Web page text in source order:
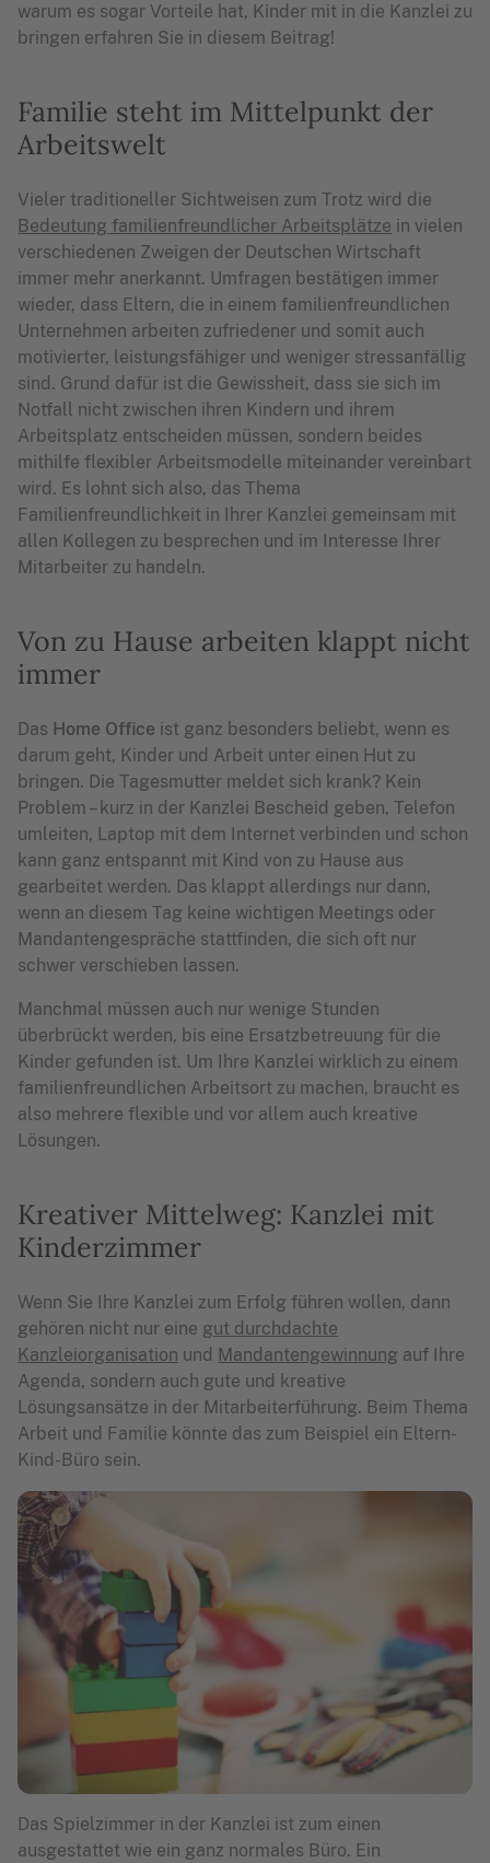
warum es sogar Vorteile hat, Kinder mit in die Kanzlei zu
bringen erfahren Sie in diesem Beitrag!
Familie steht im Mittelpunkt der
Arbeitswelt
Vieler traditioneller Sichtweisen zum Trotz wird die
Bedeutung familienfreundlicher Arbeitsplätze in vielen
verschiedenen Zweigen der Deutschen Wirtschaft
immer mehr anerkannt. Umfragen bestätigen immer
wieder, dass Eltern, die in einem familienfreundlichen
Unternehmen arbeiten zufriedener und somit auch
motivierter, leistungsfähiger und weniger stressanfällig
sind. Grund dafür ist die Gewissheit, dass sie sich im
Notfall nicht zwischen ihren Kindern und ihrem
Arbeitsplatz entscheiden müssen, sondern beides
mithilfe flexibler Arbeitsmodelle miteinander vereinbart
wird. Es lohnt sich also, das Thema
Familienfreundlichkeit in Ihrer Kanzlei gemeinsam mit
allen Kollegen zu besprechen und im Interesse Ihrer
Mitarbeiter zu handeln.
Von zu Hause arbeiten klappt nicht
immer
Das Home Office ist ganz besonders beliebt, wenn es
darum geht, Kinder und Arbeit unter einen Hut zu
bringen. Die Tagesmutter meldet sich krank? Kein
Problem – kurz in der Kanzlei Bescheid geben, Telefon
umleiten, Laptop mit dem Internet verbinden und schon
kann ganz entspannt mit Kind von zu Hause aus
gearbeitet werden. Das klappt allerdings nur dann,
wenn an diesem Tag keine wichtigen Meetings oder
Mandantengespräche stattfinden, die sich oft nur
schwer verschieben lassen.
Manchmal müssen auch nur wenige Stunden
überbrückt werden, bis eine Ersatzbetreuung für die
Kinder gefunden ist. Um Ihre Kanzlei wirklich zu einem
familienfreundlichen Arbeitsort zu machen, braucht es
also mehrere flexible und vor allem auch kreative
Lösungen.
Kreativer Mittelweg: Kanzlei mit
Kinderzimmer
Wenn Sie Ihre Kanzlei zum Erfolg führen wollen, dann
gehören nicht nur eine gut durchdachte
Kanzleiorganisation und Mandantengewinnung auf Ihre
Agenda, sondern auch gute und kreative
Lösungsansätze in der Mitarbeiterführung. Beim Thema
Arbeit und Familie könnte das zum Beispiel ein Eltern-
Kind-Büro sein.
Das Spielzimmer in der Kanzlei ist zum einen
ausgestattet wie ein ganz normales Büro. Ein